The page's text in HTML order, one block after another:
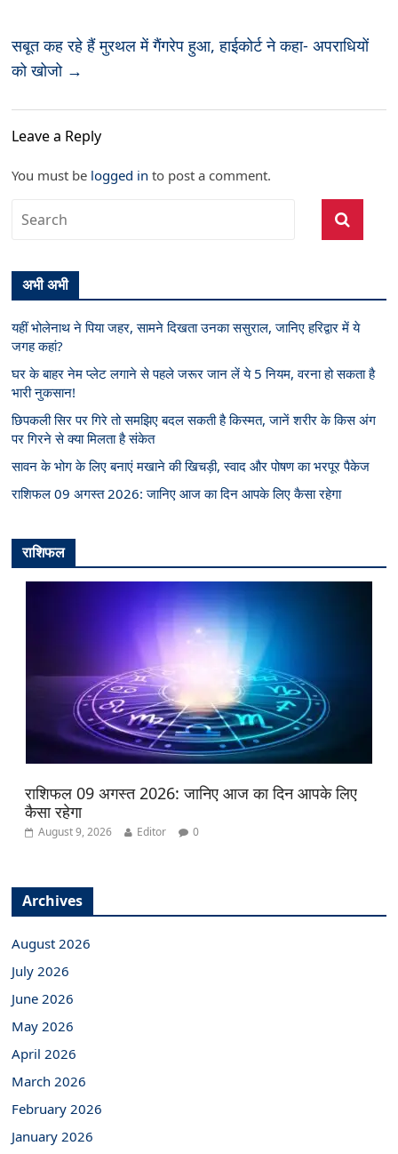
सबूत कह रहे हैं मुरथल में गैंगरेप हुआ, हाईकोर्ट ने कहा- अपराधियों
को खोजो →
Leave a Reply
You must be logged in to post a comment.
अभी अभी
यहीं भोलेनाथ ने पिया जहर, सामने दिखता उनका ससुराल, जानिए हरिद्वार में ये
जगह कहां?
घर के बाहर नेम प्लेट लगाने से पहले जरूर जान लें ये 5 नियम, वरना हो सकता है
भारी नुकसान!
छिपकली सिर पर गिरे तो समझिए बदल सकती है किस्मत, जानें शरीर के किस अंग
पर गिरने से क्या मिलता है संकेत
सावन के भोग के लिए बनाएं मखाने की खिचड़ी, स्वाद और पोषण का भरपूर पैकेज
राशिफल 09 अगस्त 2026: जानिए आज का दिन आपके लिए कैसा रहेगा
राशिफल
राशिफल 09 अगस्त 2026: जानिए आज का दिन आपके लिए
कैसा रहेगा
August 9, 2026 Editor 0
Archives
August 2026
July 2026
June 2026
May 2026
April 2026
March 2026
February 2026
January 2026